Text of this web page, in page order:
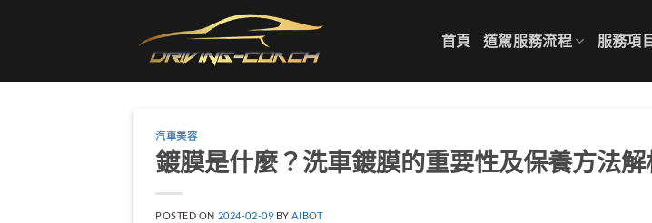
首頁 道駕服務流程 服務項
汽車美容
鍍膜是什麼？洗車鍍膜的重要性及保養方法解
POSTED ON 2024-02-09 BY AIBOT